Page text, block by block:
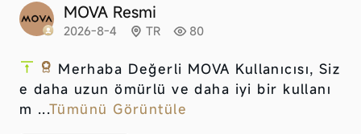
MOVA Resmi
2026-8-4 TR 80
Merhaba Değerli MOVA Kullanıcısı, Siz
e daha uzun ömürlü ve daha iyi bir kullanı
m ...Tümünü Görüntüle